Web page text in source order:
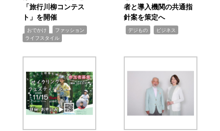
「旅行川柳コンテス
ト」を開催
おでかけ ファッション
ライフスタイル
者と導入機関の共通指
針案を策定へ
デジもの ビジネス